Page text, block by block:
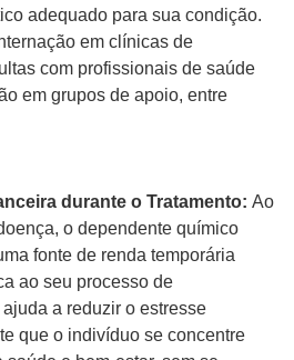
adequado para sua condição.
em clínicas de
com profissionais de saúde
em grupos de apoio, entre
durante o Tratamento: Ao
o dependente químico
fonte de renda temporária
ao seu processo de
a reduzir o estresse
que o indivíduo se concentre